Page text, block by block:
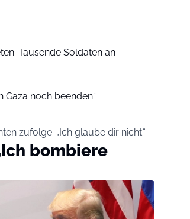
Tausende Soldaten an
Gaza noch beenden“
zufolge: „Ich glaube dir nicht.“
bombiere